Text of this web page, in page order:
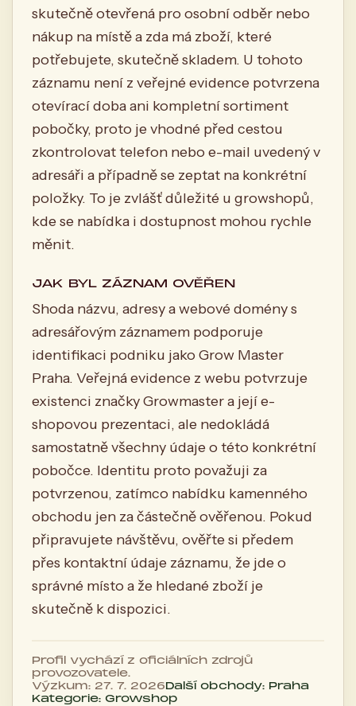
skutečně otevřená pro osobní odběr nebo
nákup na místě a zda má zboží, které
potřebujete, skutečně skladem. U tohoto
záznamu není z veřejné evidence potvrzena
otevírací doba ani kompletní sortiment
pobočky, proto je vhodné před cestou
zkontrolovat telefon nebo e-mail uvedený v
adresáři a případně se zeptat na konkrétní
položky. To je zvlášť důležité u growshopů,
kde se nabídka i dostupnost mohou rychle
měnit.
JAK BYL ZÁZNAM OVĚŘEN
Shoda názvu, adresy a webové domény s
adresářovým záznamem podporuje
identifikaci podniku jako Grow Master
Praha. Veřejná evidence z webu potvrzuje
existenci značky Growmaster a její e-
shopovou prezentaci, ale nedokládá
samostatně všechny údaje o této konkrétní
pobočce. Identitu proto považuji za
potvrzenou, zatímco nabídku kamenného
obchodu jen za částečně ověřenou. Pokud
připravujete návštěvu, ověřte si předem
přes kontaktní údaje záznamu, že jde o
správné místo a že hledané zboží je
skutečně k dispozici.
Profil vychází z oficiálních zdrojů
provozovatele.
Výzkum: 27. 7. 2026Další obchody: Praha
Kategorie: Growshop